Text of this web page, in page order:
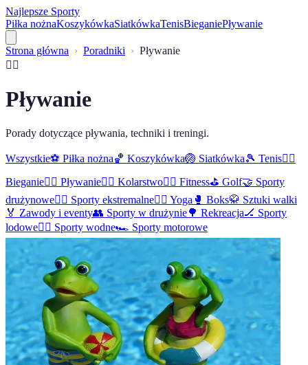
Najlepsze Sporty
Piłka nożnaKoszykówkaSiatkówkaTenisBieganiePływanie
Strona główna Poradniki
Pływanie
🏊‍♀️
Pływanie
Porady dotyczące pływania, techniki i treningi.
Wszystkie⚽ Piłka nożna🏀 Koszykówka🏐 Siatkówka🎾 Tenis🏃‍♂️
Bieganie🏊‍♀️ Pływanie🚴‍♀️ Kolarstwo🏋️‍♂️ Fitness⛳ Golf🤝 Sporty
drużynowe🏄‍♀️ Sporty ekstremalne🧘‍♀️ Yoga 🥊 Boks🥋 Sztuki walki
🏅 Zawody i eventy👥 Sporty w drużynie🌳 Rekreacja🏒 Sporty
lodowe🏄‍♂️ Sporty wodne🏎️ Sporty motorowe